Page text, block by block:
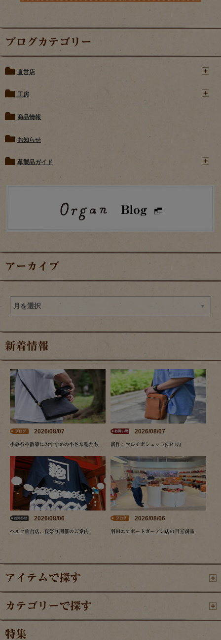
ブログカテゴリー
直営店
工房
商品情報
お知らせ
革製品ガイド
アーカイブ
新着情報
2026/08/07
小旅行や散策におすすめの小さな鞄たち
2026/08/07
新作：マルチポシェット(CP-15)
2026/08/06
ヘルツ仙台店、夏祭り開催のご案内
2026/08/06
羽田エアポートガーデン店の目玉商品
アイテムで探す
カテゴリーで探す
特集